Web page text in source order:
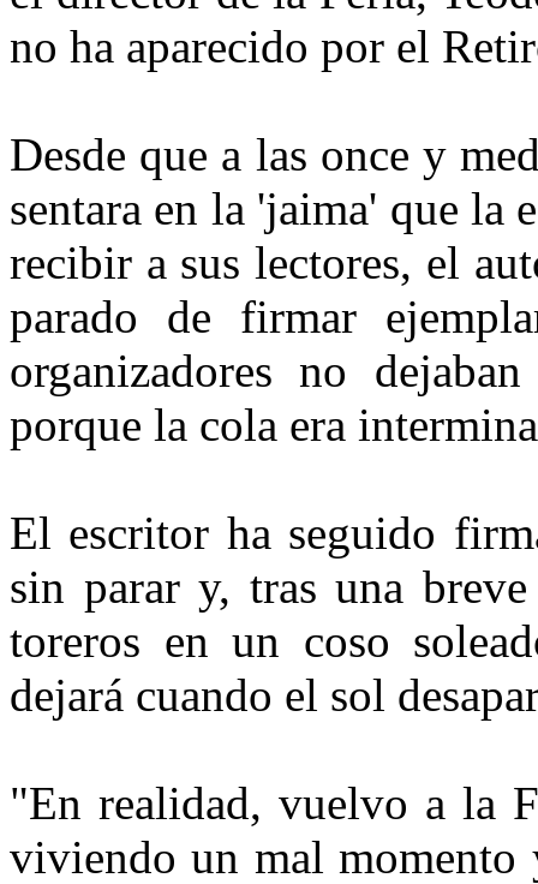
no ha aparecido por el
Desde que a las once y
sentara en la 'jaima' que la
recibir a sus lectores, el
parado de firmar
organizadores no
porque la cola era
El escritor ha seguido
sin parar y, tras una
toreros en un coso
dejará cuando el sol
"En realidad, vuelvo a la
viviendo un mal momento